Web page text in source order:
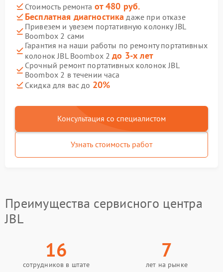
Стоимость ремонта от 480 руб.
Бесплатная диагностика даже при отказе
Привезем и увезем портативную колонку JBL
Boombox 2 сами
Гарантия на наши работы по ремонту портативных
колонок JBL Boombox 2до 3-х лет
Срочный ремонт портативных колонок JBL
Boombox 2 в течении часа
Скидка для вас до 20%
Консультация со специалистом
Узнать стоимость работ
Преимущества сервисного центра
JBL
16
сотрудников в штате
7
лет на рынке